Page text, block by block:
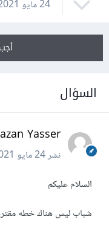
24 مايو 2021
السؤال
Yasser
نشر24 مايو 2021
السلام عليكم
شباب ليس هناك خطه